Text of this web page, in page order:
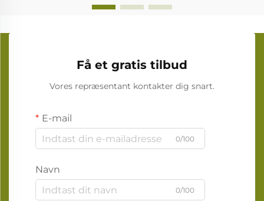
Få et gratis tilbud
Vores repræsentant kontakter dig snart.
E-mail
0/100
Navn
0/100